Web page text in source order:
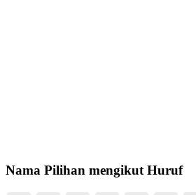
Nama Pilihan mengikut Huruf